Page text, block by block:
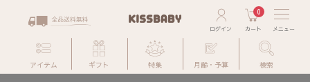
0
アイテム ギフト 特集 月齢・予算 検索